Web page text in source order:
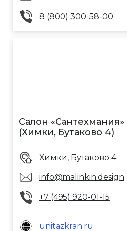
8 (800) 300-58-00
Салон «Сантехмания»
(Химки, Бутаково 4)
Химки, Бутаково 4
info@malinkin.design
+7 (495) 920-01-15
unitazkran.ru